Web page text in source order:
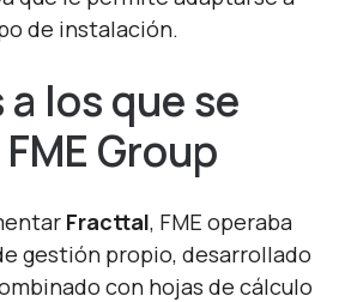
de instalación.
a losque se
FME Group
Fracttal, FME operaba
gestión propio, desarrollado
con hojas de cálculo